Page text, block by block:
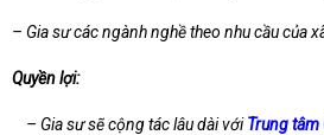
– Gia sư các ngành nghề theo nhu cầu của xã
Quyền lợi:
– Gia sư sẽ cộng tác lâu dài vớiTrung tâm